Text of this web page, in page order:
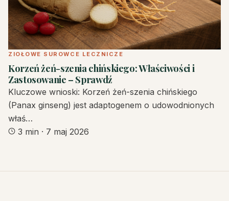
ZIOŁOWE SUROWCE LECZNICZE
Korzeń żeń-szenia chińskiego: Właściwości i
Zastosowanie – Sprawdź
Kluczowe wnioski: Korzeń żeń-szenia chińskiego
(Panax ginseng) jest adaptogenem o udowodnionych
właś…
3 min · 7 maj 2026